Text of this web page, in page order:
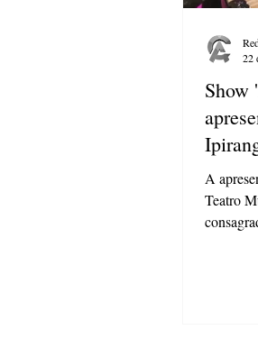
Show
A
Teatro
22